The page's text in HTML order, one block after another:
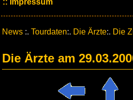
Impressum
News :. Tourdaten:. Die Ärzte:. Die
Die Ärzte am